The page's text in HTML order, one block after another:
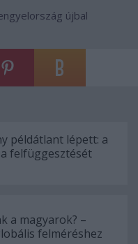
újbal
példátlant lépett: a
felfüggesztését
a magyarok? –
felméréshez